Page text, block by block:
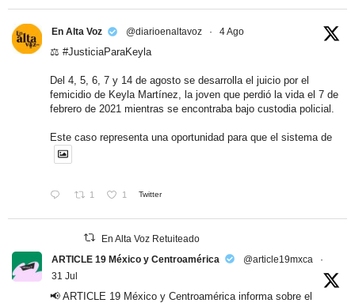
En Alta Voz @diarioenaltavoz · 4 Ago
⚖️ #JusticiaParaKeyla
Del 4, 5, 6, 7 y 14 de agosto se desarrolla el juicio por el
femicidio de Keyla Martínez, la joven que perdió la vida el 7 de
febrero de 2021 mientras se encontraba bajo custodia policial.
Este caso representa una oportunidad para que el sistema de
1 1 Twitter
En Alta Voz Retuiteado
ARTICLE 19 México y Centroamérica
@article19mxca
·
31 Jul
📢 ARTICLE 19 México y Centroamérica informa sobre el